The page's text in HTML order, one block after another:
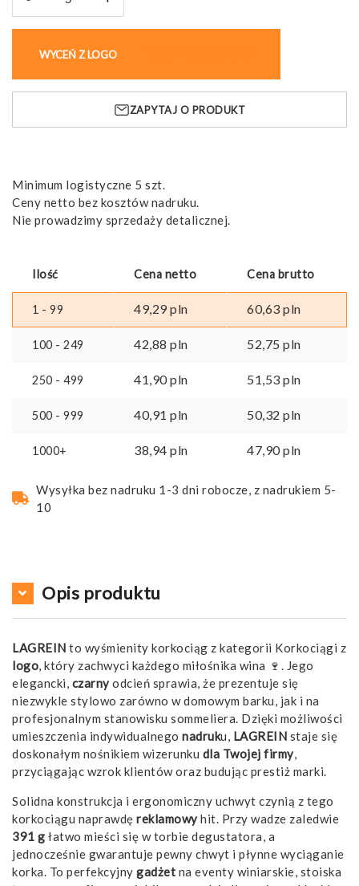
WYCEŃ Z LOGO
ZAPYTAJ O PRODUKT
Minimum logistyczne 5 szt.
Ceny netto bez kosztów nadruku.
Nie prowadzimy sprzedaży detalicznej.
Ilość Cena netto Cena brutto
1 - 99 49,29pln 60,63 pln
100 - 249 42,88 pln 52,75 pln
250 - 499 41,90pln 51,53 pln
500 - 999 40,91 pln 50,32 pln
1000+ 38,94 pln 47,90pln
Wysyłka bez nadruku 1-3 dni robocze, z nadrukiem 5-
10
Opis produktu
LAGREIN to wyśmienity korkociąg z kategorii Korkociągi z
logo, który zachwyci każdego miłośnika wina 🍷. Jego
elegancki, czarnyodcień sprawia, że prezentuje się
niezwykle stylowo zarówno w domowym barku, jak i na
profesjonalnym stanowisku sommeliera. Dzięki możliwości
umieszczenia indywidualnego nadruku, LAGREIN staje się
doskonałym nośnikiem wizerunku dla Twojej firmy,
przyciągając wzrok klientów oraz budując prestiż marki.
Solidna konstrukcja i ergonomiczny uchwyt czynią z tego
korkociągu naprawdę reklamowyhit. Przy wadze zaledwie
391 g łatwo mieści się w torbie degustatora, a
jednocześnie gwarantuje pewny chwyt i płynne wyciąganie
korka. To perfekcyjny gadżet na eventy winiarskie, stoiska